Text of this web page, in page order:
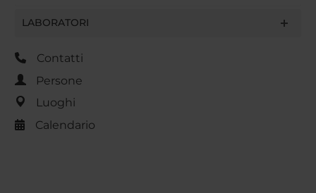
LABORATORI
Contatti
Persone
Luoghi
Calendario